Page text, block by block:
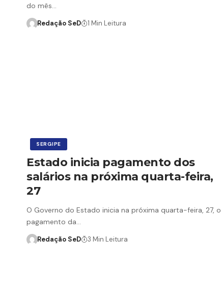
do mês…
Redação SeD 1 Min Leitura
SERGIPE
Estado inicia pagamento dos
salários na próxima quarta-feira,
27
O Governo do Estado inicia na próxima quarta-feira, 27, o
pagamento da…
Redação SeD 3 Min Leitura